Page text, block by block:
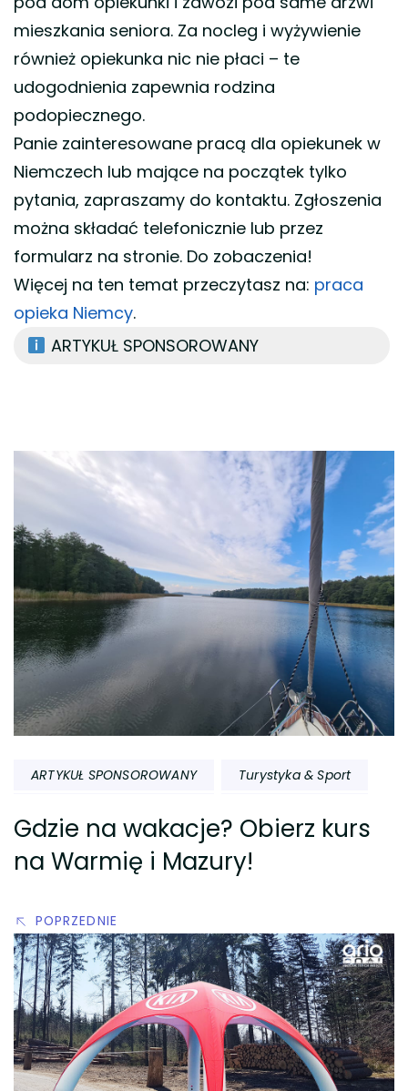
mieszkania seniora. Za nocleg i wyżywienie
również opiekunka nic nie płaci – te
udogodnienia zapewnia rodzina
podopiecznego.
Panie zainteresowane pracą dla opiekunek w
Niemczech lub mające na początek tylko
pytania, zapraszamy do kontaktu. Zgłoszenia
można składać telefonicznie lub przez
formularz na stronie. Do zobaczenia!
Więcej na ten temat przeczytasz na: praca
opieka Niemcy.
ARTYKUŁ SPONSOROWANY
Nawigacja
wpisu
ARTYKUŁ SPONSOROWANY Turystyka & Sport
Gdzie na wakacje? Obierz kurs
na Warmię i Mazury!
POPRZEDNIE